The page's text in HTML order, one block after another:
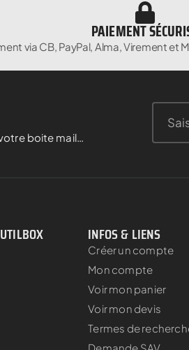
PAIEMENT
via CB, PayPal, Alma, Virement
boite mail…
INFOS & LIENS
Créer un compte
Mon compte
Voir mon panier
Voir mon devis
Termes de
Demande SAV